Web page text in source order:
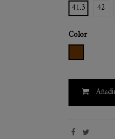
41.3
42
Color